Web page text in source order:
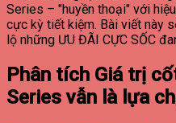
Series – "huyền thoại" với
cực kỳ tiết kiệm. Bài viết này
lộ những ƯU ĐÃI CỰC SỐC
Phân tích Giá trị
Series vẫn là lựa